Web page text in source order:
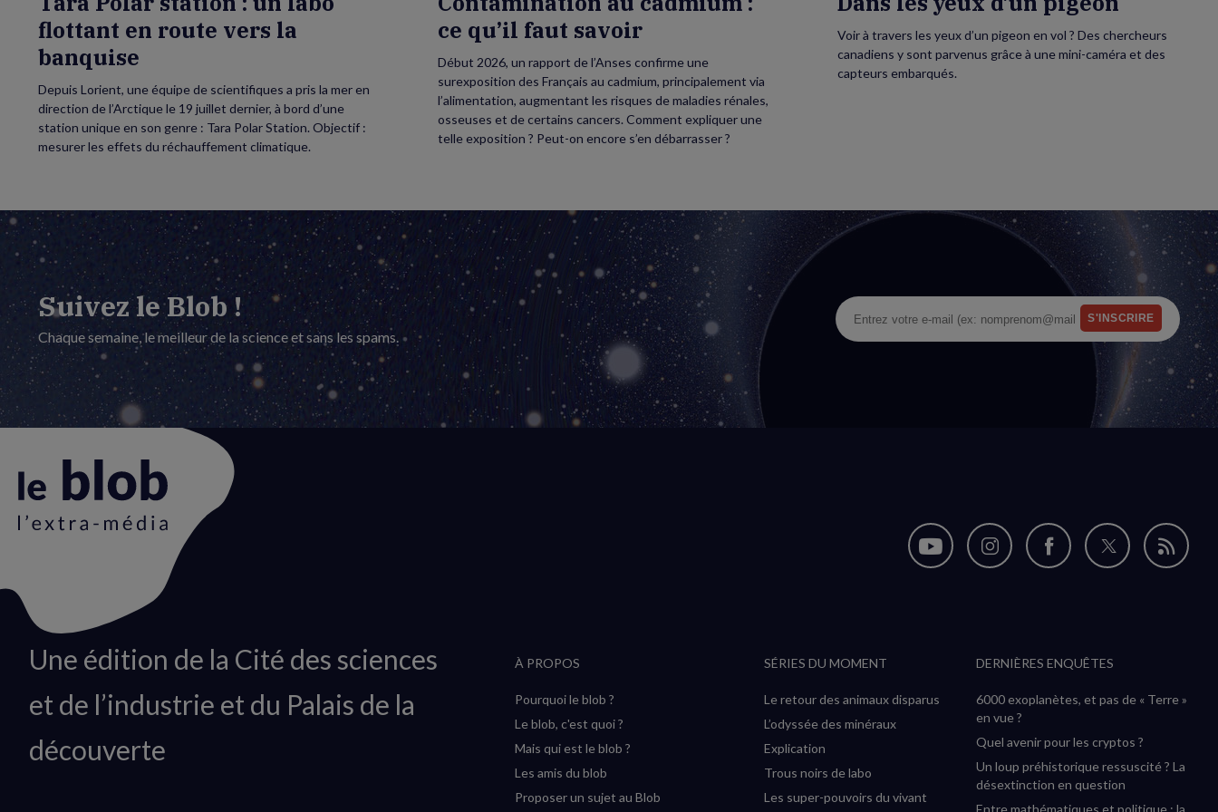
flottant en route vers la
banquise
Depuis Lorient, une équipe de scientifiques a pris la mer en
direction de l’Arctique le 19 juillet dernier, à bord d’une
station unique en son genre : Tara Polar Station. Objectif :
mesurer les effets du réchauffement climatique.
ce qu’il faut savoir
Début 2026, un rapport de l’Anses confirme une
surexposition des Français au cadmium, principalement via
l’alimentation, augmentant les risques de maladies rénales,
osseuses et de certains cancers. Comment expliquer une
telle exposition ? Peut-on encore s’en débarrasser ?
Voir à travers les yeux d’un pigeon en vol ? Des chercheurs
canadiens y sont parvenus grâce à une mini-caméra et des
capteurs embarqués.
Suivez le Blob !
Chaque semaine, le meilleur de la science et sans les spams.
Animation
logo
Une édition de la Cité des sciences
et de l’industrie et du Palais de la
découverte
Nous
(nouvelle
fenêtre)
Nous
(nouvelle
fenêtre)
Nous
(nouvelle
fenêtre)
Nous
(nouvelle
fenêtre)
Flux
À PROPOS
Pourquoi le blob ?
Le blob, c'est quoi ?
Mais qui est le blob ?
Les amis du blob
Proposer un sujet au Blob
SÉRIES DU MOMENT
Le retour des animaux disparus
L’odyssée des minéraux
Explication
Trous noirs de labo
Les super-pouvoirs du vivant
DERNIÈRES ENQUÊTES
6000 exoplanètes, et pas de « Terre »
en vue ?
Quel avenir pour les cryptos ?
Un loup préhistorique ressuscité ? La
désextinction en question
Entre mathématiques et politique : la